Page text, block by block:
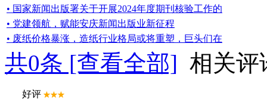
• 国家新闻出版署关于开展2024年度期刊核验工作的
• 党建领航，赋能安庆新闻出版业新征程
• 废纸价格暴涨，造纸行业格局或将重塑，巨头们在
共0条 [查看全部] 相关评